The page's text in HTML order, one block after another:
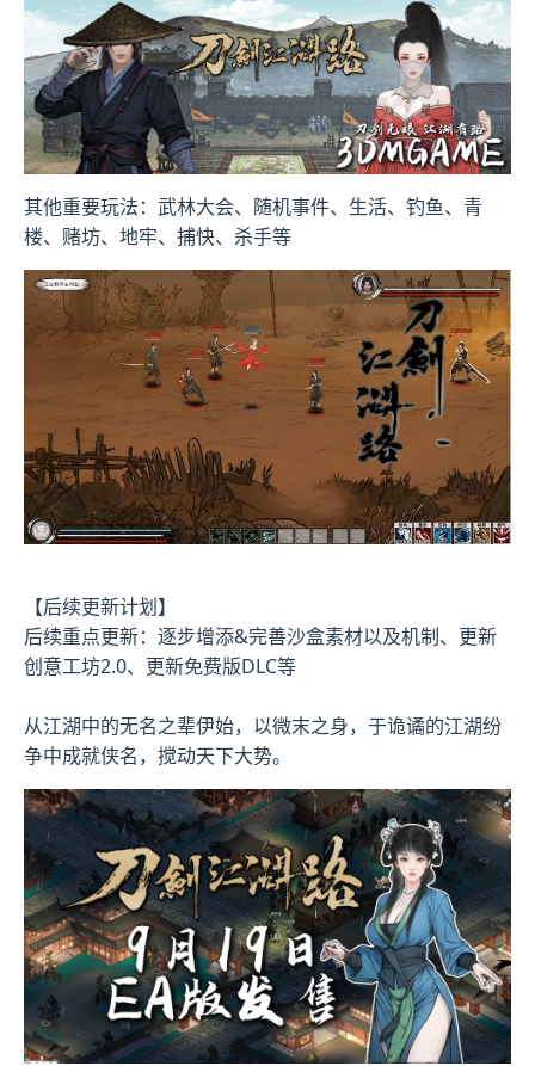
其他重要玩法：武林大会、随机事件、生活、钓鱼、青
楼、赌坊、地牢、捕快、杀手等
【后续更新计划】
后续重点更新：逐步增添&完善沙盒素材以及机制、更新
创意工坊2.0、更新免费版DLC等
从江湖中的无名之辈伊始，以微末之身，于诡谲的江湖纷
争中成就侠名，搅动天下大势。